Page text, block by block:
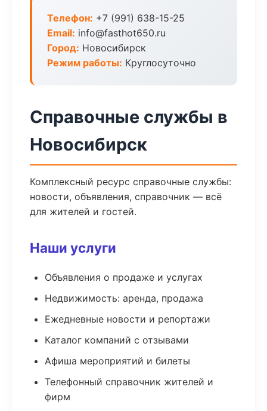
Телефон: +7 (991) 638-15-25
Email: info@fasthot650.ru
Город: Новосибирск
Режим работы: Круглосуточно
Справочные службы в
Новосибирск
Комплексный ресурс справочные службы:
новости, объявления, справочник — всё
для жителей и гостей.
Наши услуги
Объявления о продаже и услугах
Недвижимость: аренда, продажа
Ежедневные новости и репортажи
Каталог компаний с отзывами
Афиша мероприятий и билеты
Телефонный справочник жителей и
фирм